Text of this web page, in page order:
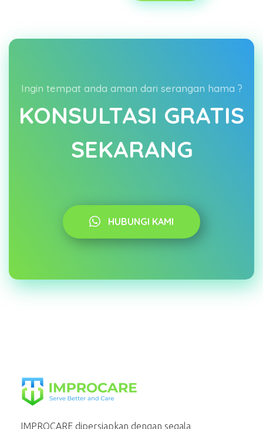
Ingin tempat anda aman dari serangan hama ?
KONSULTASI GRATIS
SEKARANG
HUBUNGI KAMI
IMPROCARE dipersiapkan dengan segala